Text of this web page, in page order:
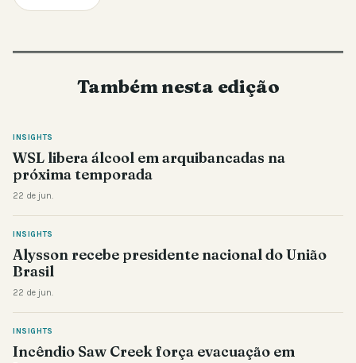
Também nesta edição
INSIGHTS
WSL libera álcool em arquibancadas na
próxima temporada
22 de jun.
INSIGHTS
Alysson recebe presidente nacional do União
Brasil
22 de jun.
INSIGHTS
Incêndio Saw Creek força evacuação em